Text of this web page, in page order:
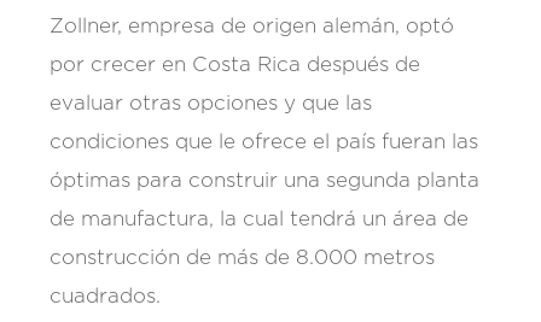
Zollner, empresa de origen alemán, optó
por crecer en Costa Rica después de
evaluar otras opciones y que las
condiciones que le ofrece el país fueran las
óptimas para construir una segunda planta
de manufactura, la cual tendrá un área de
construcción de más de 8.000 metros
cuadrados.